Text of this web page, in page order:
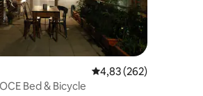
217 omdömen
4,83 av 5 i
4,83 (262)
Bed & Bicycle